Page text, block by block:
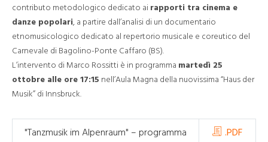
contributo metodologico dedicato ai rapporti tra cinema e
danze popolari, a partire dall’analisi di un documentario
etnomusicologico dedicato al repertorio musicale e coreutico del
Carnevale di Bagolino-Ponte Caffaro (BS).
L’intervento di Marco Rossitti è in programma martedì 25
ottobre alle ore 17:15 nell’Aula Magna della nuovissima “Haus der
Musik” di Innsbruck.
"Tanzmusik im Alpenraum" – programma .PDF